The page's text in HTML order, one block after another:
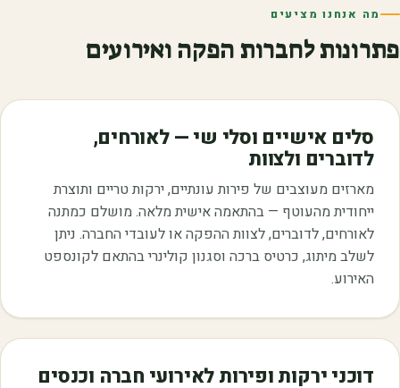
מה אנחנו מציעים
פתרונות לחברות הפקה ואירועים
סלים אישיים וסלי שי — לאורחים,
לדוברים ולצוות
מארזים מעוצבים של פירות עונתיים, ירקות טריים ותוצרת
ייחודית מהעוטף — בהתאמה אישית מלאה. מושלם כמתנה
לאורחים, לדוברים, לצוות ההפקה או לעובדי החברה. ניתן
לשלב מיתוג, כרטיס ברכה וסגנון קולינרי בהתאם לקונספט
האירוע.
דוכני ירקות ופירות לאירועי חברה וכנסים